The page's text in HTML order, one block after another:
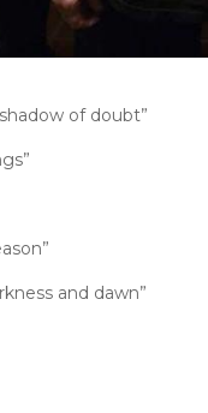
of doubt”
and dawn”